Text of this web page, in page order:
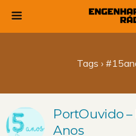
Tags ›
PortOuvido –
Anos